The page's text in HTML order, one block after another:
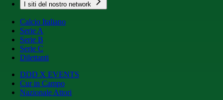
I siti del nostro network
Calcio Italiano
Serie A
Serie B
Serie C
Dilettanti
DDD X EVENTS
Cur in Campo
Nazionale Attori